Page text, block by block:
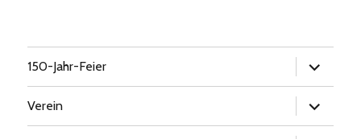
150-Jahr-Feier
öffnen
Verein
öffnen